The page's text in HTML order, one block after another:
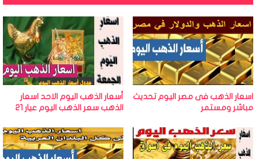
اسعار الذهب فى مصر اليوم تحديث
مباشر ومستمر
أسعار الذهب اليوم الاحد اسعار
الذهب سعر الذهب اليوم عيار 21